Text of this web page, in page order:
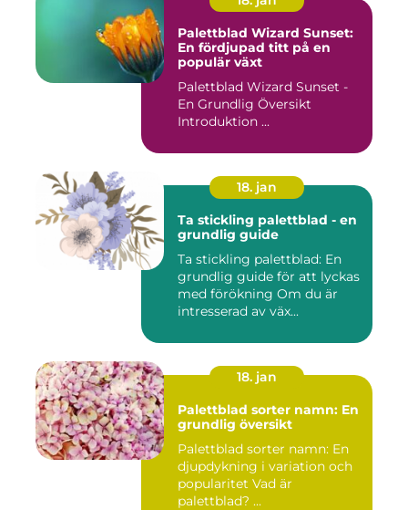
Palettblad Wizard Sunset:
En fördjupad titt på en
populär växt
Palettblad Wizard Sunset -
En Grundlig Översikt
Introduktion ...
18. jan
Ta stickling palettblad - en
grundlig guide
Ta stickling palettblad: En
grundlig guide för att lyckas
med förökning Om du är
intresserad av väx...
18. jan
Palettblad sorter namn: En
grundlig översikt
Palettblad sorter namn: En
djupdykning i variation och
popularitet Vad är
palettblad? ...